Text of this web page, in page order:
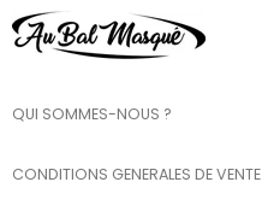
QUI SOMMES-NOUS ?
CONDITIONS GENERALES DE VENTE